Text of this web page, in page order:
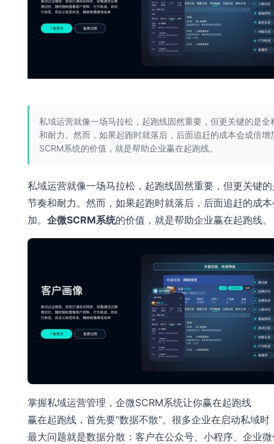
私域运营就像一场马拉松，起跑线固然重要，但更关键的是全
和耐力。然而，如果起跑时就落后，后面追赶的成本会成倍增
SCRM系统的价值，就是帮助企业赢在起跑线。
私域运营就像一场马拉松，起跑线固然重要，但更关键
节奏和耐力。然而，如果起跑时就落后，后面追赶的成
加。 企微SCRM系统的价值，就是帮助企业赢在起跑线。
掌握私域运营管理，企微SCRM系统让你赢在起跑线
赢在起跑线，首先要“数据不散”。很多企业在启动私域时
最大问题就是数据分散：客户在公众号、小程序、企业